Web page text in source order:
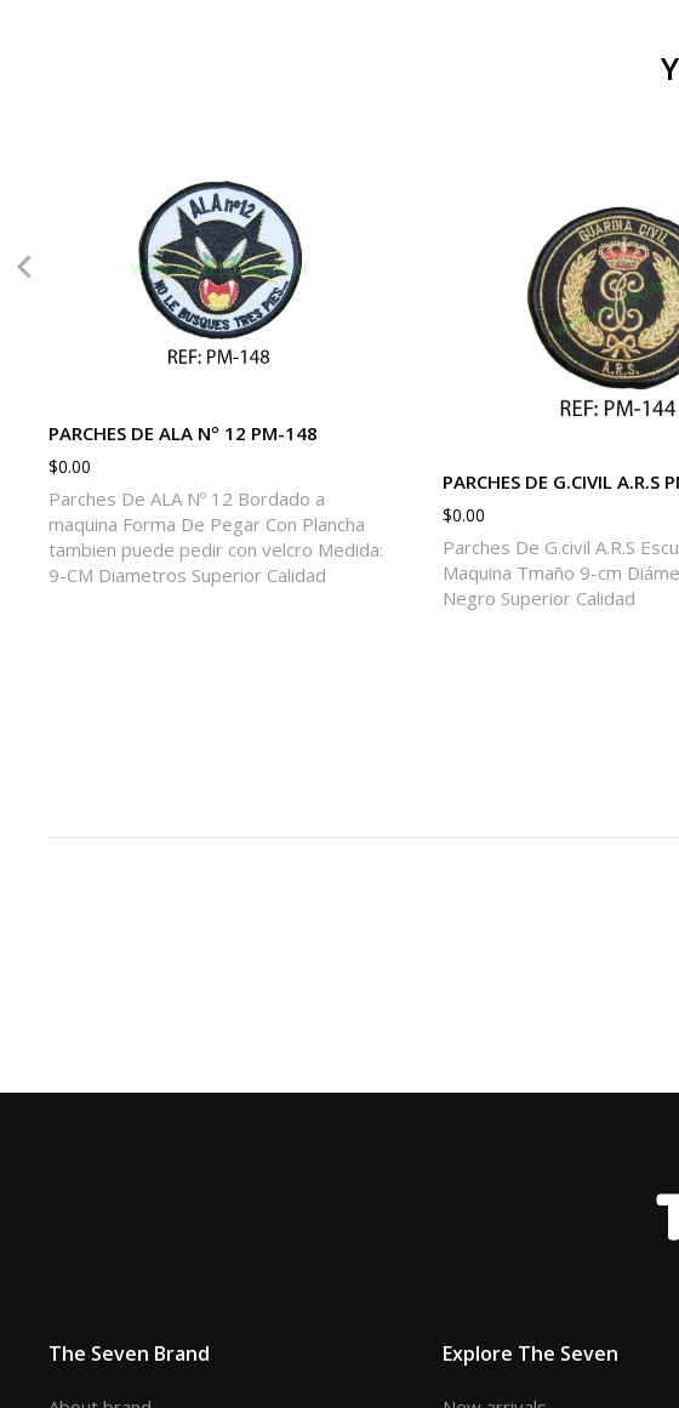
PARCHES DE ALA Nº 12 PM-148
$0.00
Parches De ALA Nº 12 Bordado a
maquina Forma De Pegar Con Plancha
tambien puede pedir con velcro Medida:
9-CM Diametros Superior Calidad
PARCHES DE G.CIVIL A.R.S
$0.00
Parches De G.civil A.R.S
Maquina Tmaño 9-cm
Negro Superior Calidad
The Seven Brand Explore The Seven